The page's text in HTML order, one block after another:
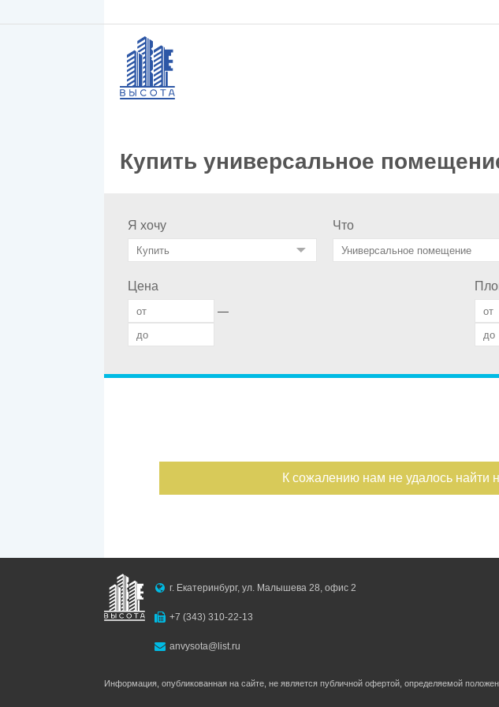
Купить универсальное
Я хочу Что
Цена
—
Номер объекта
К сожалению нам не удалось найти
г. Екатеринбург, ул. Малышева 28, офис 2
+7 (343) 310-22-13
anvysota@list.ru
Информация, опубликованная на сайте, не является публичной офертой, определяемой